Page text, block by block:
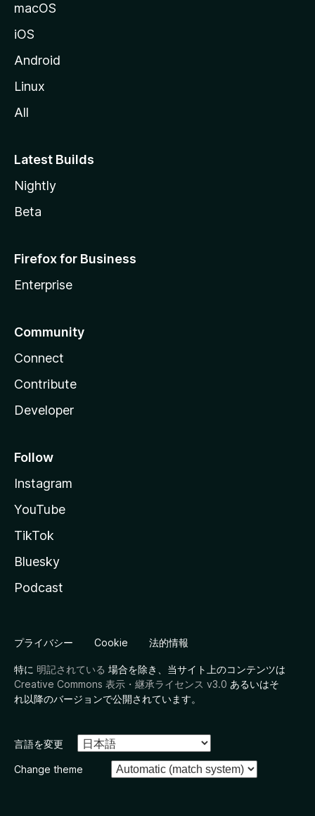
macOS
iOS
Android
Linux
All
Latest Builds
Nightly
Beta
Firefox for Business
Enterprise
Community
Connect
Contribute
Developer
Follow
Instagram
YouTube
TikTok
Bluesky
Podcast
プライバシー Cookie 法的情報
特に 明記されている 場合を除き、当サイト上のコンテンツは
Creative Commons 表示・継承ライセンス v3.0 あるいはそ
れ以降のバージョンで公開されています。
言語を変更
Change theme